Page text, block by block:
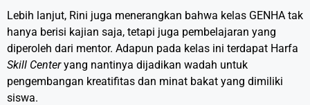
Lebih lanjut, Rini juga menerangkan bahwa kelas GENHA tak
hanya berisi kajian saja, tetapi juga pembelajaran yang
diperoleh dari mentor. Adapun pada kelas ini terdapat Harfa
Skill Centeryang nantinya dijadikan wadah untuk
pengembangan kreatifitas dan minat bakat yang dimiliki
siswa.